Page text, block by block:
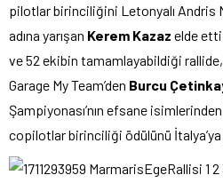
pilotlar birinciliğini Letonyalı Andris
adına yarışan Kerem Kazaz elde
ve 52 ekibin tamamlayabildiği
Garage My Team’den Burcu
Şampiyonası’nın efsane isimlerinden
copilotlar birinciliği ödülünü İtalya’ya